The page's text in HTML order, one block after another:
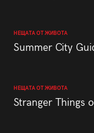
НЕЩАТА ОТ ЖИВОТА
Summer City
НЕЩАТА ОТ ЖИВОТА
Stranger Things